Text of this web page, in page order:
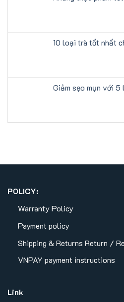
10 loại trà tốt nhất
Giảm sẹo mụn với
POLICY:
Warranty Policy
Payment policy
Shipping & Returns Return /
VNPAY payment instructions
Link